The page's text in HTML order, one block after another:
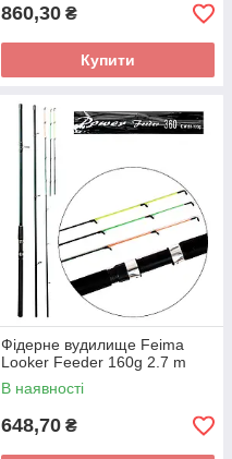
860,30 ₴
Купити
Фідерне вудилище Feima
Looker Feeder 160g 2.7 m
В наявності
648,70 ₴